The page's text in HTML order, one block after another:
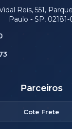
Reis, 551,
Paulo - SP,
Parceiros
Cote Frete